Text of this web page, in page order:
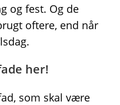
og fest. Og de
oftere, end når
her!
som skal være